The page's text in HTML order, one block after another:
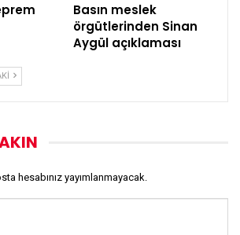
Basın meslek
örgütlerinden Sinan
Aygül açıklaması
hesabınız yayımlanmayacak.